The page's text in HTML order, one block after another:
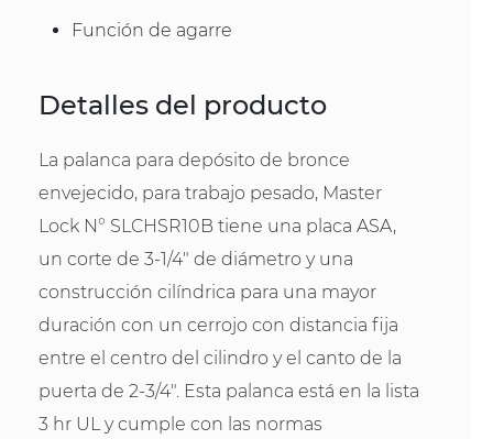
Función de agarre
Detalles del producto
La palanca para depósito de bronce
envejecido, para trabajo pesado, Master
Lock N° SLCHSR10B tiene una placa ASA,
un corte de 3-1/4" de diámetro y una
construcción cilíndrica para una mayor
duración con un cerrojo con distancia fija
entre el centro del cilindro y el canto de la
puerta de 2-3/4". Esta palanca está en la lista
3 hr UL y cumple con las normas